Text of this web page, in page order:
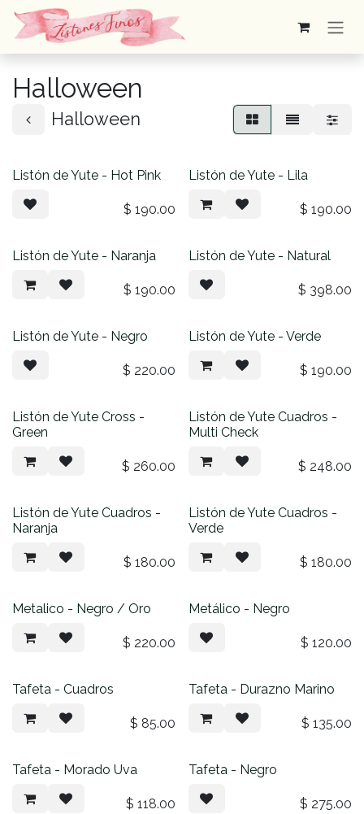
Ir al contenido
Halloween
Halloween
Listón de Yute - Hot Pink
$ 190.00
Listón de Yute - Lila
$ 190.00
Listón de Yute - Naranja
$ 190.00
Listón de Yute - Natural
$ 398.00
Listón de Yute - Negro
$ 220.00
Listón de Yute - Verde
$ 190.00
Listón de Yute Cross -
Green
$ 260.00
Listón de Yute Cuadros -
Multi Check
$ 248.00
Listón de Yute Cuadros -
Naranja
$ 180.00
Listón de Yute Cuadros -
Verde
$ 180.00
Metalico - Negro / Oro
$ 220.00
Metálico - Negro
$ 120.00
Tafeta - Cuadros
$ 85.00
Tafeta - Durazno Marino
$ 135.00
Tafeta - Morado Uva
$ 118.00
Tafeta - Negro
$ 275.00